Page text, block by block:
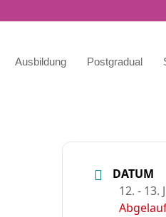
Ausbildung Postgradual
DATUM
12. - 13.